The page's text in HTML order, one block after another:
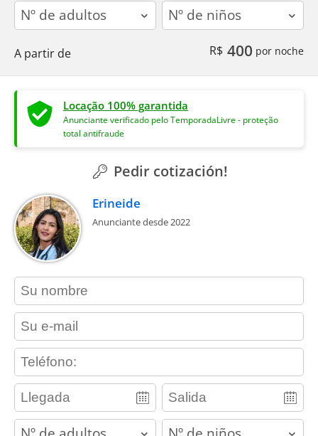
adults children
A partir de R$ 400 por noche
Locação 100% garantida
Anunciante verificado pelo TemporadaLivre - proteção
total antifraude
Pedir cotización!
Erineide
Anunciante desde 2022
contact_name
contact_email
contact_phone
adults children